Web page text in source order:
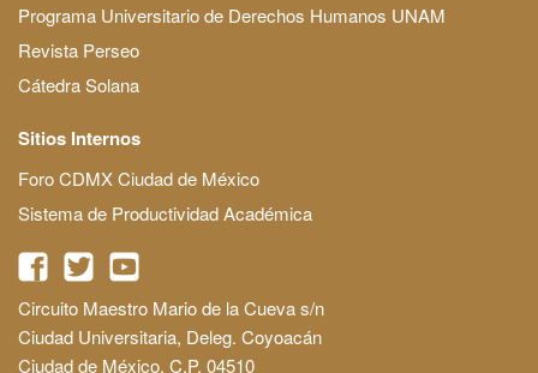
Programa Universitario de Derechos Humanos UNAM
Revista Perseo
Cátedra Solana
Sitios Internos
Foro CDMX Ciudad de México
Sistema de Productividad Académica
Circuito Maestro Mario de la Cueva s/n
Ciudad Universitaria, Deleg. Coyoacán
Ciudad de México, C.P. 04510